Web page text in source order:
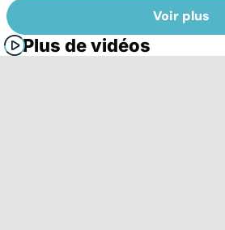
Voir plus
Plus de vidéos